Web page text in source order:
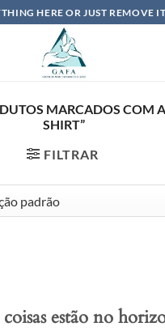
HERE OR JUST REMOVE
MARCADOS COM
SHIRT”
FILTRAR
estão no